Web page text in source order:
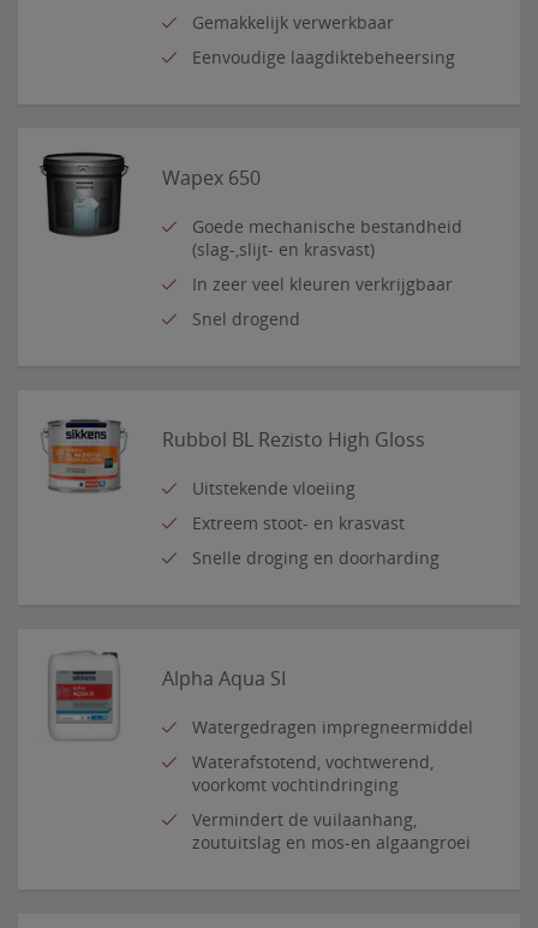
Gemakkelijk verwerkbaar
Eenvoudige laagdiktebeheersing
Wapex 650
Goede mechanische bestandheid
(slag-,slijt- en krasvast)
In zeer veel kleuren verkrijgbaar
Snel drogend
Rubbol BL Rezisto High Gloss
Uitstekende vloeiing
Extreem stoot- en krasvast
Snelle droging en doorharding
Alpha Aqua SI
Watergedragen impregneermiddel
Waterafstotend, vochtwerend,
voorkomt vochtindringing
Vermindert de vuilaanhang,
zoutuitslag en mos-en algaangroei